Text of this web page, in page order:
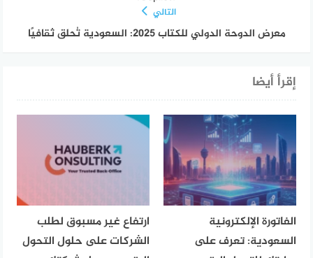
التالي
معرض الدوحة الدولي للكتاب 2025: السعودية تُحلق ثقافيًا
إقرأ أيضا
الفاتورة الإلكترونية
السعودية: تعرف على
ارتفاع غير مسبوق لطلب
الشركات على حلول التحول